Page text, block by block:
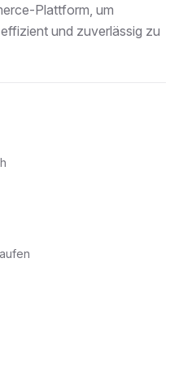
Plattform, um
und zuverlässig zu